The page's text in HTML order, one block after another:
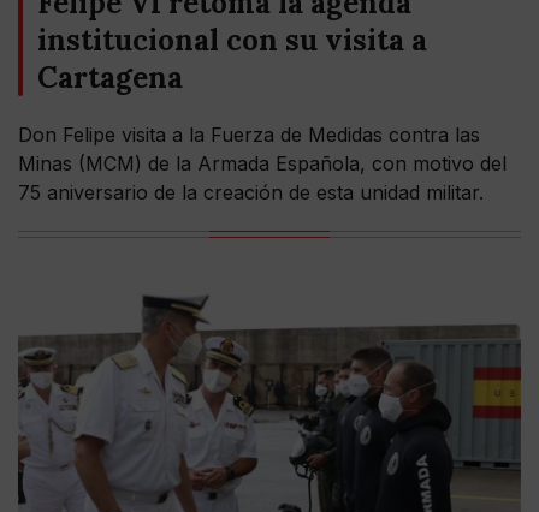
institucional con su visita a
Cartagena
Don Felipe visita a la Fuerza de Medidas contra las
Minas (MCM) de la Armada Española, con motivo del
75 aniversario de la creación de esta unidad militar.